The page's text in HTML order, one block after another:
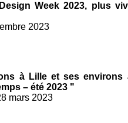
Week 2023, plus
2023
à Lille et ses environs
– été 2023 "
mars 2023